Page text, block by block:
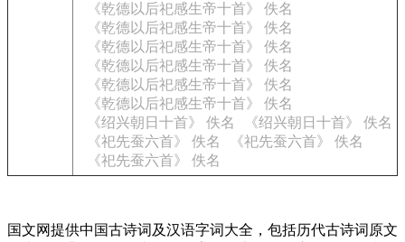
《乾德以后祀感生帝十首》 佚名
《乾德以后祀感生帝十首》 佚名
《乾德以后祀感生帝十首》 佚名
《乾德以后祀感生帝十首》 佚名
《乾德以后祀感生帝十首》 佚名
《乾德以后祀感生帝十首》 佚名
《绍兴朝日十首》 佚名
《绍兴朝日十首》 佚名
《祀先蚕六首》 佚名
《祀先蚕六首》 佚名
《祀先蚕六首》 佚名
国文网提供中国古诗词及汉语字词大全，包括历代古诗词原文